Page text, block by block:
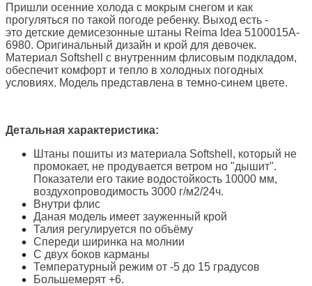
Пришли осенние холода с мокрым снегом и как
прогуляться по такой погоде ребенку. Выход есть -
это детские демисезонные штаны Reima Idea 5100015A-
6980. Оригинальный дизайн и крой для девочек.
Материал Softshell с внутренним флисовым подкладом,
обеспечит комфорт и тепло в холодных погодных
условиях. Модель представлена в темно-синем цвете.
Детальная характеристика:
Штаны пошиты из материала Softshell, который не
промокает, не продувается ветром но "дышит".
Показатели его такие водостойкость 10000 мм,
воздухопроводимость 3000 г/м2/24ч.
Внутри флис
Даная модель имеет зауженный крой
Талия регулируется по объёму
Спереди ширинка на молнии
С двух боков карманы
Температурный режим от -5 до 15 градусов
Большемерят +6.